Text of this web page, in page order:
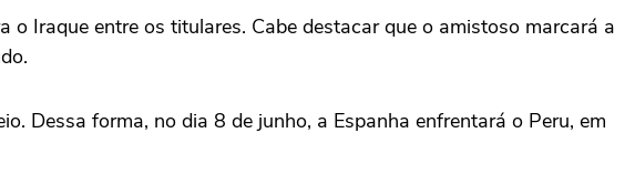
Iraque entre os titulares. Cabe destacar que o amistoso marcará a
Dessa forma, no dia 8 de junho, a Espanha enfrentará o Peru, em